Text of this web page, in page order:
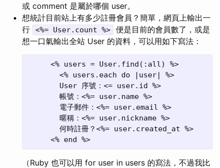
或 comment 是屬於哪個 user。
想統計目前站上有多少註冊會員？簡單，網頁上輸出一
行
<%= User.count %>
便是目前的會員數了，或是
想一口氣輸出全站 User 的資料，可以用如下寫法：
     <% users = User.find(:all) %>
       <% users.each do |user| %>
       User 序號：<= user.id %>
       帳號：<%= user.name %>
       電子郵件：<%= user.email %>
       暱稱：<%= user.nickname %>
       何時註冊？<%= user.created_at %>
（Ruby 也可以用 for user in users 的寫法，不過我比